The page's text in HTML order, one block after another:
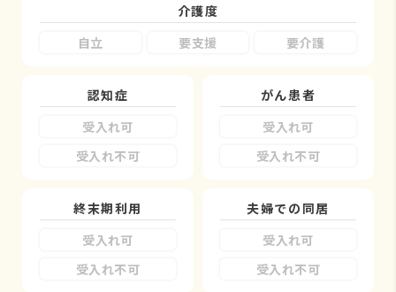
介護度
自立
要支援 要介護
認知症
受入れ可
受入れ不可
がん患者
受入れ可
受入れ不可
終末期利用
受入れ可
受入れ不可
夫婦での同居
受入れ可
受入れ不可